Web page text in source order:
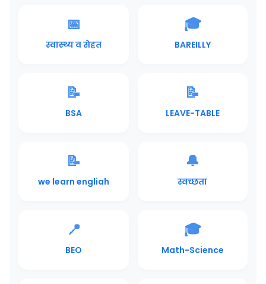
📅
स्वास्थ्य व सेहत
🎓
BAREILLY
📝
BSA
📝
LEAVE-TABLE
📝
we learn engliah
🔔
स्वच्छता
📍
BEO
🎓
Math-Science